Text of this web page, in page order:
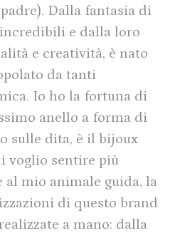
Dalla fantasia di
e dalla loro
e creatività, è nato
da tanti
Io ho la fortuna di
anello a forma di
sulle dita, è il bijoux
voglio sentire più
al mio animale guida, la
di questo brand
a mano: dalla